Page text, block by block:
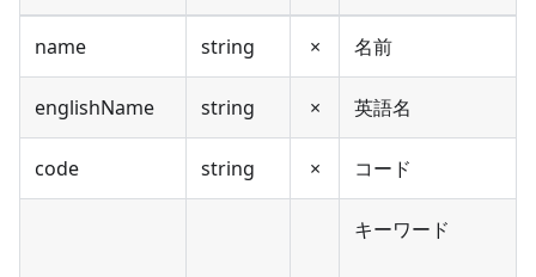
name string × 名前
englishName string × 英語名
code string × コード
キーワード